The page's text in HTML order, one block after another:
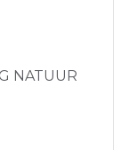
NATUUR